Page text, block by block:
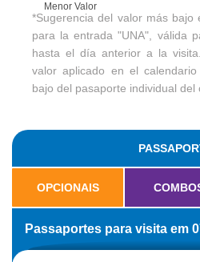
Menor Valor
*Sugerencia del valor más bajo
para la entrada "UNA", válida
hasta el día anterior a la
valor aplicado en el
bajo del pasaporte individual del
OPCIONAIS
Passaportes para visita em